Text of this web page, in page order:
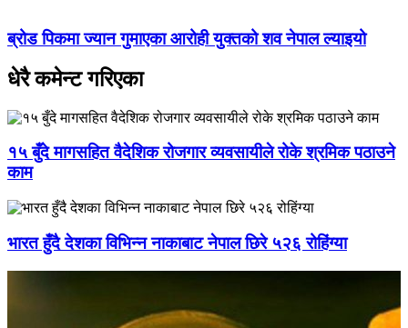
ब्रोड पिकमा ज्यान गुमाएका आरोही युक्तको शव नेपाल ल्याइयो
धेरै कमेन्ट गरिएका
१५ बुँदे मागसहित वैदेशिक रोजगार व्यवसायीले रोके श्रमिक पठाउने
काम
भारत हुँदै देशका विभिन्न नाकाबाट नेपाल छिरे ५२६ रोहिंग्या